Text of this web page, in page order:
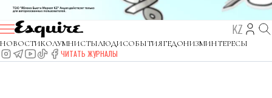
KZ
НОВОСТИКОЛУМНИСТЫЛЮДИСОБЫТИЯГЕДОНИЗМИНТЕРЕСЫ
ЧИТАТЬ ЖУРНАЛЫ